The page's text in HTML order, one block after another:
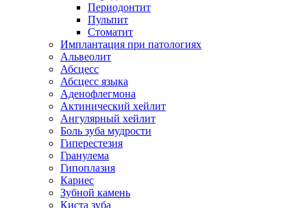
Периодонтит
Пульпит
Стоматит
Имплантация при патологиях
Альвеолит
Абсцесс
Абсцесс языка
Аденофлегмона
Актинический хейлит
Ангулярный хейлит
Боль зуба мудрости
Гиперестезия
Гранулема
Гипоплазия
Кариес
Зубной камень
Киста зуба